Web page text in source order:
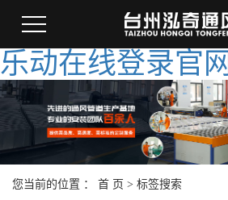
乐动在线登录官网
您当前的位置 ： 首 页 > 标签搜索